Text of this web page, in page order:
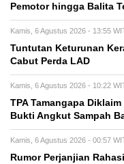
Pemotor hingga Balita
Kamis, 6 Agustus 2026 - 13:55
Tuntutan Keturunan
Cabut Perda LAD
Kamis, 6 Agustus 2026 - 10:22
TPA Tamangapa
Bukti Angkut Sampah
Kamis, 6 Agustus 2026 - 00:57
Rumor Perjanjian